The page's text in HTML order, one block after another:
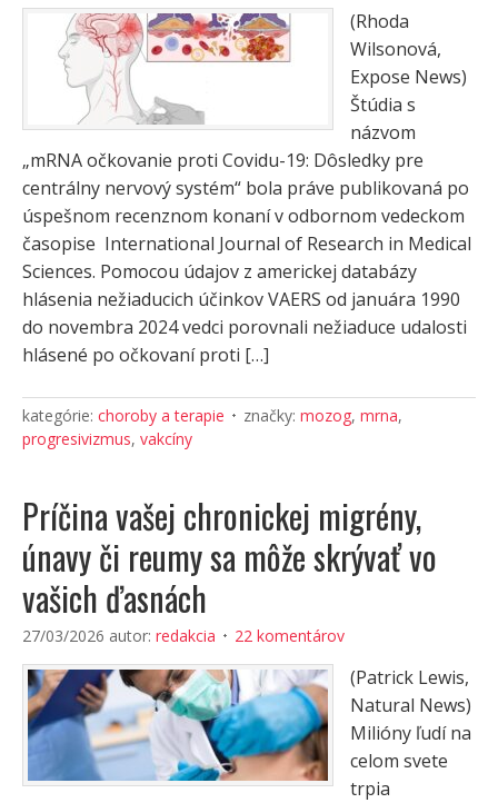
(Rhoda
Wilsonová,
Expose News)
Štúdia s
názvom
„mRNA očkovanie proti Covidu-19: Dôsledky pre
centrálny nervový systém“ bola práve publikovaná po
úspešnom recenznom konaní v odbornom vedeckom
časopise International Journal of Research in Medical
Sciences. Pomocou údajov z americkej databázy
hlásenia nežiaducich účinkov VAERS od januára 1990
do novembra 2024 vedci porovnali nežiaduce udalosti
hlásené po očkovaní proti […]
kategórie: choroby a terapie značky: mozog, mrna,
progresivizmus, vakcíny
Príčina vašej chronickej migrény,
únavy či reumy sa môže skrývať vo
vašich ďasnách
27/03/2026 autor: redakcia 22 komentárov
(Patrick Lewis,
Natural News)
Milióny ľudí na
celom svete
trpia